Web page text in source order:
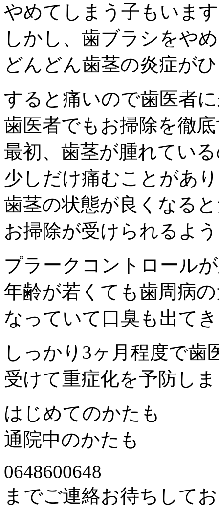
やめてしまう子もいま
しかし、歯ブラシをや
どんどん歯茎の炎症が
すると痛いので歯医者
歯医者でもお掃除を徹
最初、歯茎が腫れてい
少しだけ痛むことがあ
歯茎の状態が良くなる
お掃除が受けられるよ
プラークコントロール
年齢が若くても歯周病
なっていて口臭も出て
しっかり3ヶ月程度で
受けて重症化を予防し
はじめてのかたも
通院中のかたも
0648600648
までご連絡お待ちして